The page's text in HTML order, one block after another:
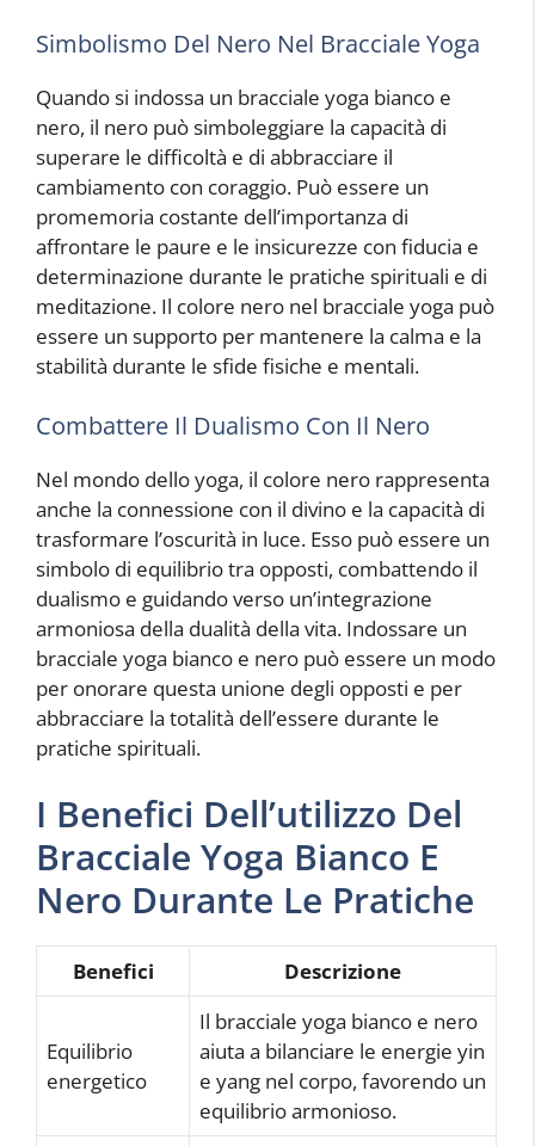
Simbolismo Del Nero Nel Bracciale Yoga
Quando si indossa un bracciale yoga bianco e
nero, il nero può simboleggiare la capacità di
superare le difficoltà e di abbracciare il
cambiamento con coraggio. Può essere un
promemoria costante dell’importanza di
affrontare le paure e le insicurezze con fiducia e
determinazione durante le pratiche spirituali e di
meditazione. Il colore nero nel bracciale yoga può
essere un supporto per mantenere la calma e la
stabilità durante le sfide fisiche e mentali.
Combattere Il Dualismo Con Il Nero
Nel mondo dello yoga, il colore nero rappresenta
anche la connessione con il divino e la capacità di
trasformare l’oscurità in luce. Esso può essere un
simbolo di equilibrio tra opposti, combattendo il
dualismo e guidando verso un’integrazione
armoniosa della dualità della vita. Indossare un
bracciale yoga bianco e nero può essere un modo
per onorare questa unione degli opposti e per
abbracciare la totalità dell’essere durante le
pratiche spirituali.
I Benefici Dell’utilizzo Del
Bracciale Yoga Bianco E
Nero Durante Le Pratiche
Benefici Descrizione
Equilibrio
energetico
Il bracciale yoga bianco e nero
aiuta a bilanciare le energie yin
e yang nel corpo, favorendo un
equilibrio armonioso.